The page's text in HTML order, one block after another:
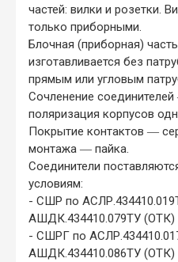
частей: вилки и розетки.
только приборными.
Блочная (приборная)
изготавливается без
прямым или угловым
Сочленение
поляризация корпусов
Покрытие контактов ―
монтажа ― пайка.
Соединители
условиям:
- СШР по
АШДК.434410.079ТУ (ОТК)
- СШРГ по
АШДК.434410.086ТУ (ОТК)